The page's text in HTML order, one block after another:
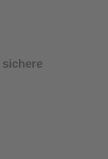
sichere